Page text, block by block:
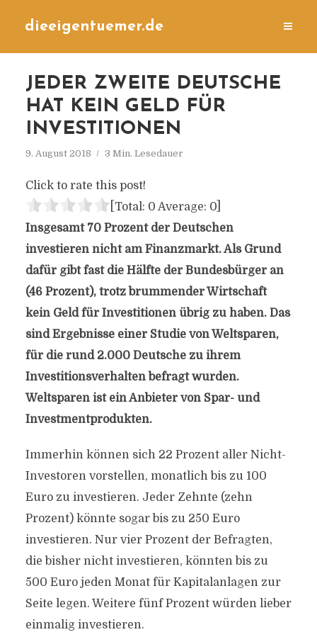
dieeigentuemer.de
JEDER ZWEITE DEUTSCHE
HAT KEIN GELD FÜR
INVESTITIONEN
9. August 2018 3 Min. Lesedauer
Click to rate this post!
[Total: 0 Average: 0]
Insgesamt 70 Prozent der Deutschen
investieren nicht am Finanzmarkt. Als Grund
dafür gibt fast die Hälfte der Bundesbürger an
(46 Prozent), trotz brummender Wirtschaft
kein Geld für Investitionen übrig zu haben. Das
sind Ergebnisse einer Studie von Weltsparen,
für die rund 2.000 Deutsche zu ihrem
Investitionsverhalten befragt wurden.
Weltsparen ist ein Anbieter von Spar- und
Investmentprodukten.
Immerhin können sich 22 Prozent aller Nicht-
Investoren vorstellen, monatlich bis zu 100
Euro zu investieren. Jeder Zehnte (zehn
Prozent) könnte sogar bis zu 250 Euro
investieren. Nur vier Prozent der Befragten,
die bisher nicht investieren, könnten bis zu
500 Euro jeden Monat für Kapitalanlagen zur
Seite legen. Weitere fünf Prozent würden lieber
einmalig investieren.